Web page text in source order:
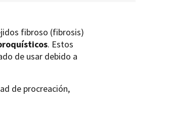
fibroso (fibrosis)
. Estos
de usar debido a
de procreación,